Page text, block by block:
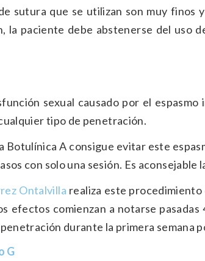
sutura que se utilizan son muy finos
la paciente debe abstenerse del uso
sexual causado por el
tipo de penetración.
Botulínica A consigue evitar este
con solo una sesión. Es
Ontalvilla realiza este
efectos comienzan a notarse
durante la primera semana
G